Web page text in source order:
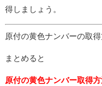
得しましょう。
原付の黄色ナンバーの取
まとめると
原付の黄色ナンバー取得